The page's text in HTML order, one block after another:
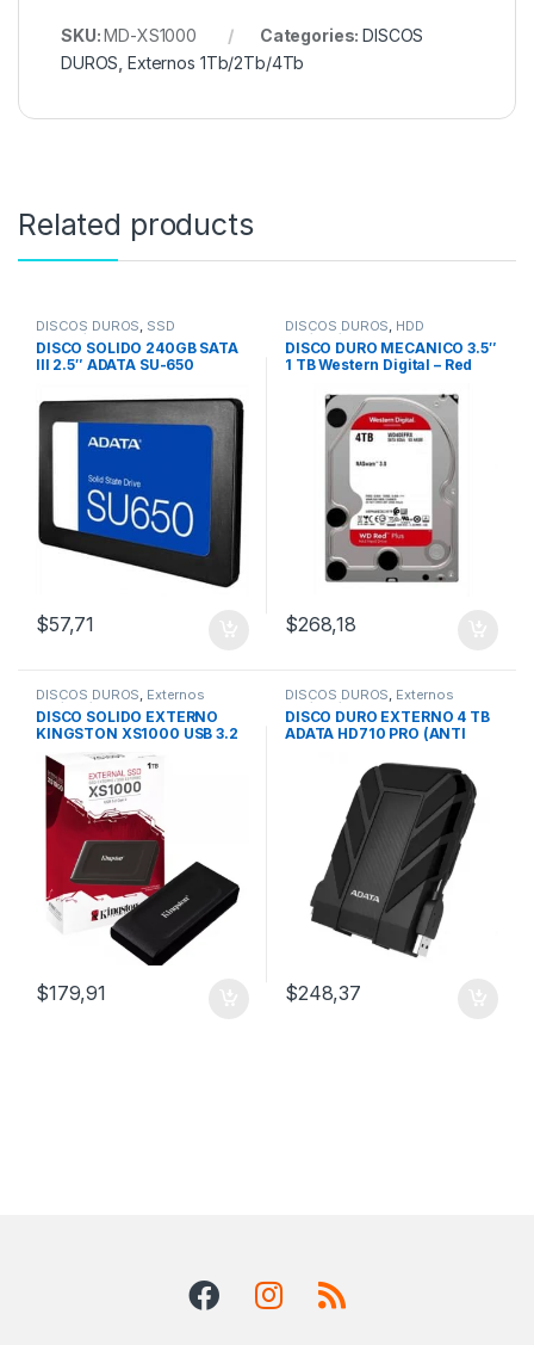
SKU:MD-XS1000 Categories:DISCOS
DUROS ,Externos 1Tb/2Tb/4Tb
Related products
DISCOS DUROS, SSD
240Gb/480Gb
DISCO SOLIDO 240GB SATA
III 2.5″ ADATA SU-650
$57,71
DISCOS DUROS, HDD
1Tb/2Tb/4Tb
DISCO DURO MECANICO 3.5″
1 TB Western Digital – Red
$268,18
DISCOS DUROS, Externos
1Tb/2Tb/4Tb
DISCO SOLIDO EXTERNO
KINGSTON XS1000 USB 3.2
$179,91
DISCOS DUROS, Externos
1Tb/2Tb/4Tb
DISCO DURO EXTERNO 4 TB
ADATA HD710 PRO (ANTI
$248,37